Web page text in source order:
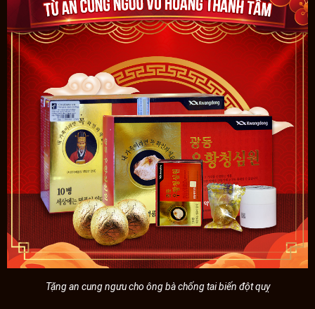
Tặng an cung ngưu cho ông bà chống tai biến đột quỵ